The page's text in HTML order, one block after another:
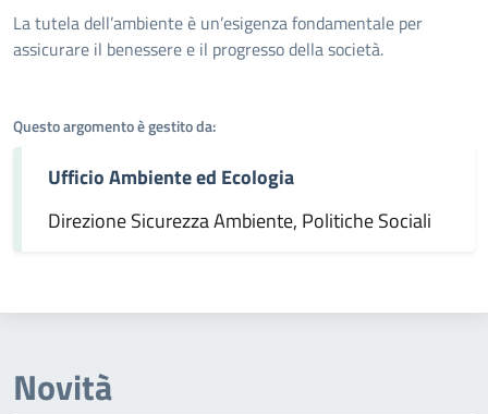
Dettagli dell'argomento
La tutela dell’ambiente è un’esigenza fondamentale per
assicurare il benessere e il progresso della società.
Questo argomento è gestito da:
Ufficio Ambiente ed Ecologia
Direzione Sicurezza Ambiente, Politiche Sociali
Novità